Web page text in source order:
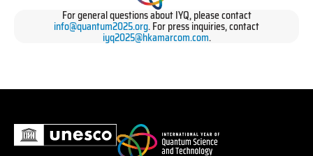
For general questions about IYQ, please contact
info@quantum2025.org. For press inquiries, contact
iyq2025@hkamarcom.com.